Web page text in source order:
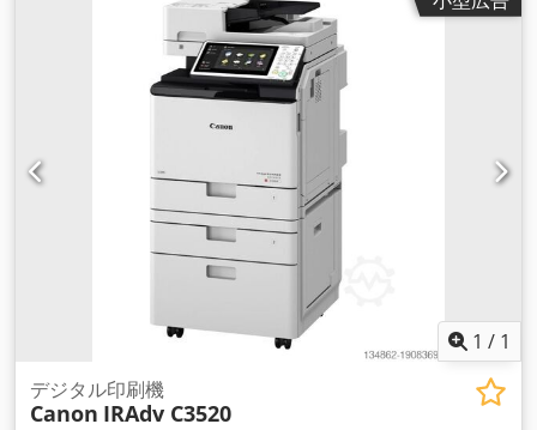
1 / 1
デジタル印刷機
Canon IRAdv C3520